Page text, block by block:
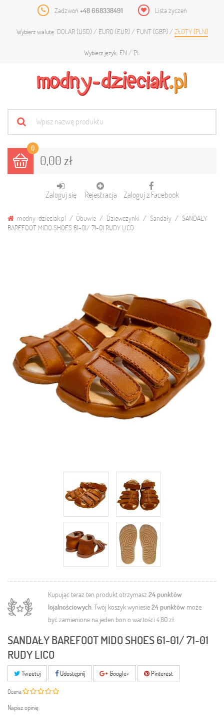
Zadzwoń +48 668338491 Lista życzeń
Wybierz walutę: DOLAR (USD) EURO (EUR) FUNT (GBP) ZŁOTY (PLN)
Wybierz język: EN PL
0
0,00 zł
Zaloguj się Rejestracja Zaloguj z Facebook
modny-dzieciak.pl Obuwie Dziewczynki Sandały
SANDAŁY
BAREFOOT MIDO SHOES 61-01/ 71-01 RUDY LICO
Kupując teraz ten produkt otrzymasz 24punktów
lojalnościowych. Twój koszyk wyniesie24punktów może
być zamienione na jeden bon o wartości 4,80 zł.
SANDAŁY BAREFOOT MIDO SHOES 61-01/ 71-01
RUDY LICO
Tweetuj Udostępnij Google+ Pinterest
Ocena
Napisz opinię